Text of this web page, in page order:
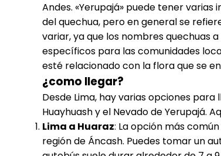
Andes. «Yerupajá» puede tener
del quechua, pero en general se
variar, ya que los nombres quechuas
específicos para las comunidades
esté relacionado con la flora que se
¿como llegar?
Desde Lima, hay varias opciones
Huayhuash y el Nevado de Yerupajá.
Lima a Huaraz: La opción más
región de Áncash. Puedes tomar un